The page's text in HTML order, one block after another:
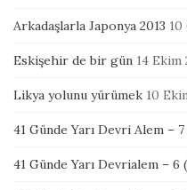
Arkadaşlarla Japonya 2013 10
Eskişehir de bir gün 14 Ekim
Likya yolunu yürümek 10
41 Günde Yarı Devri Alem –
41 Günde Yarı Devrialem –